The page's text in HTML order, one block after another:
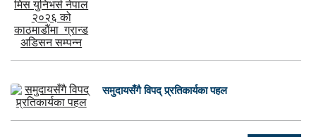
समुदायसँगै विपद् प्र्रतिकार्यका पहल